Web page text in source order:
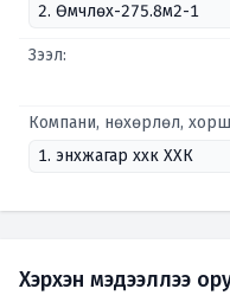
2. Өмчлөх-275.8м2-1
Зээл:
Компани, нөхөрлөл,
1. энхжагар ххк ХХК
Хэрхэн мэдээллээ